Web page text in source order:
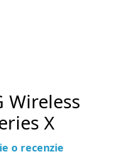
Wireless
X
o recenzie